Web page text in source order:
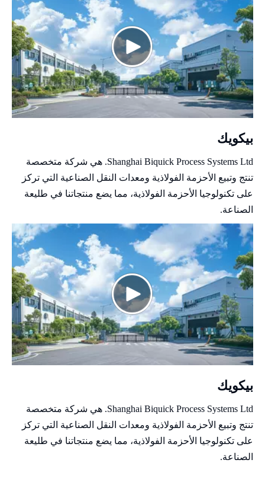
بيكويك
Shanghai Biquick Process Systems Ltd. هي شركة متخصصة
تنتج وتبيع الأحزمة الفولاذية ومعدات النقل الصناعية التي تركز
على تكنولوجيا الأحزمة الفولاذية، مما يضع منتجاتنا في طليعة
الصناعة.
بيكويك
Shanghai Biquick Process Systems Ltd. هي شركة متخصصة
تنتج وتبيع الأحزمة الفولاذية ومعدات النقل الصناعية التي تركز
على تكنولوجيا الأحزمة الفولاذية، مما يضع منتجاتنا في طليعة
الصناعة.